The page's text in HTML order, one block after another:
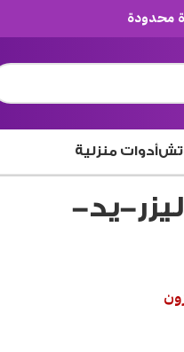
أدوات منزلية
1-لتر-ليزر-يد-